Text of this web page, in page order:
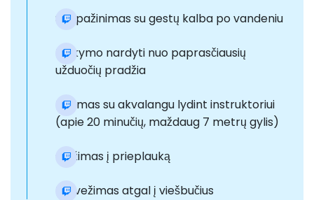
Susipažinimas su gestų kalba po vandeniu
Mokymo nardyti nuo paprasčiausių
užduočių pradžia
Nėrimas su akvalangu lydint instruktoriui
(apie 20 minučių, maždaug 7 metrų gylis)
Grįžimas į prieplauką
Pervežimas atgal į viešbučius